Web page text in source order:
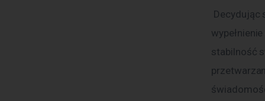
stabilność